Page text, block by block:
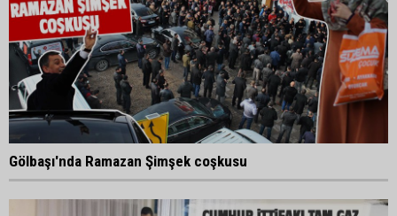
Gölbaşı'nda Ramazan Şimşek coşkusu